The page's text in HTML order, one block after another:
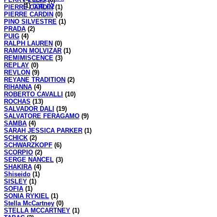
לה סרה(1)
PIERRE CARDIN(1)
PIERRE CARDIN (0)
PINO SILVESTRE (1)
PRADA (2)
PUIG (4)
RALPH LAUREN (0)
RAMON MOLVIZAR (1)
REMIMISCENCE (3)
REPLAY (0)
REVLON (9)
REYANE TRADITION (2)
RIHANNA (4)
ROBERTO CAVALLI (10)
ROCHAS (13)
SALVADOR DALI (19)
SALVATORE FERAGAMO (9)
SAMBA (4)
SARAH JESSICA PARKER (1)
SCHICK (2)
SCHWARZKOPF (6)
SCORPIO (2)
SERGE NANCEL (3)
SHAKIRA (4)
Shiseido (1)
SISLEY (1)
SOFIA (1)
SONIA RYKIEL (1)
Stella McCartney (0)
STELLA MCCARTNEY (1)